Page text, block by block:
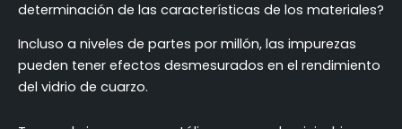
determinación de las características de los materiales?
Incluso a niveles de partes por millón, las impurezas
pueden tener efectos desmesurados en el rendimiento
del vidrio de cuarzo.